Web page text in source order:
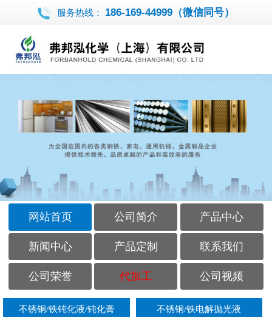
服务热线： 186-169-44999（微信同号）
网站首页 公司简介 产品中心
新闻中心 产品定制 联系我们
公司荣誉 代加工 公司视频
不锈钢/铁钝化液/钝化膏 不锈钢/铁电解抛光液